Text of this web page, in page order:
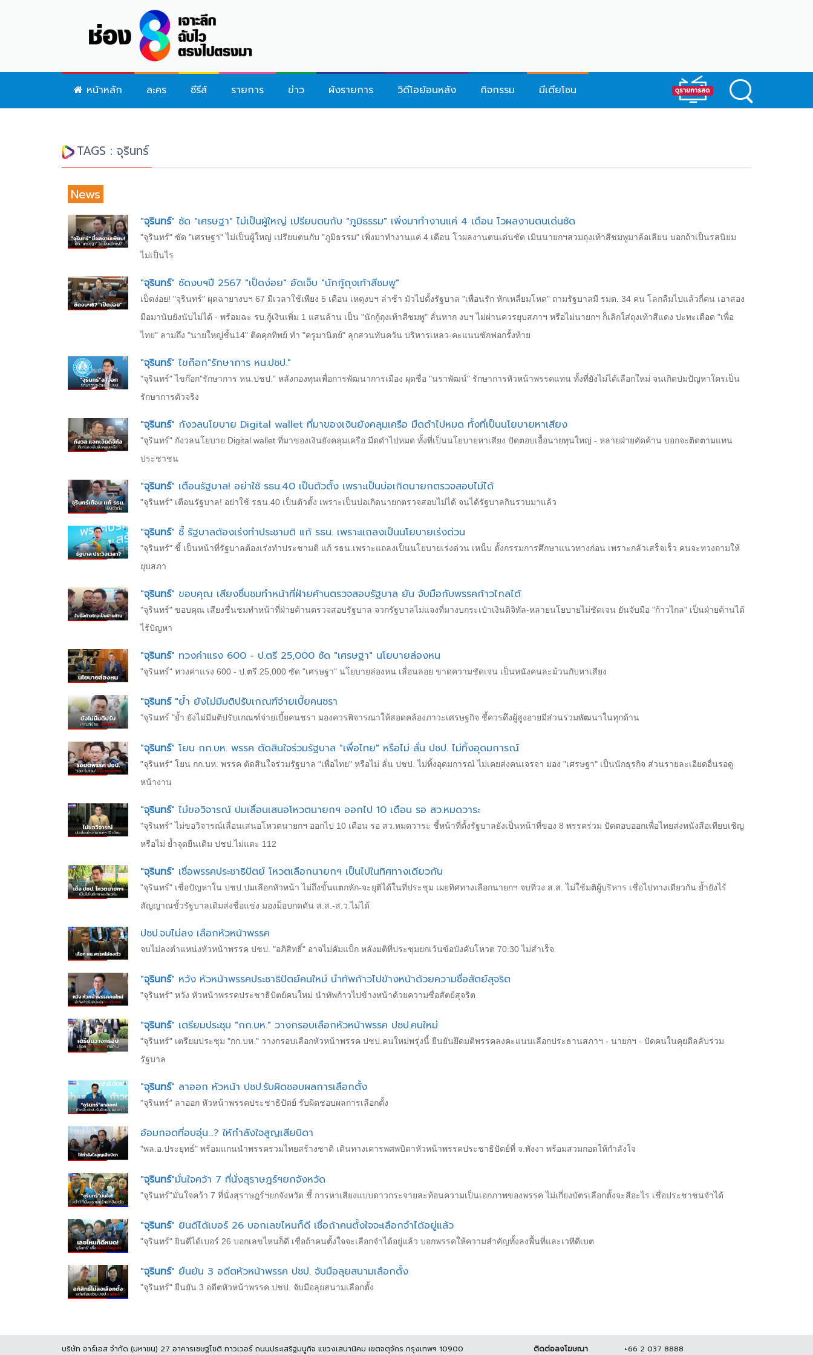
หน้าหลัก ละคร ซีรีส์ รายการ ข่าว ผังรายการ วิดีโอย้อนหลัง กิจกรรม มีเดียโซน
TAGS : จุรินทร์
News
"จุรินทร์" ซัด "เศรษฐา" ไม่เป็นผู้ใหญ่ เปรียบตนกับ "ภูมิธรรม" เพิ่งมาทำงานแค่ 4 เดือน โวผลงานตนเด่นชัด
"จุรินทร์" ซัด "เศรษฐา" ไม่เป็นผู้ใหญ่ เปรียบตนกับ "ภูมิธรรม" เพิ่งมาทำงานแค่ 4 เดือน โวผลงานตนเด่นชัด เมินนายกฯสวมถุงเท้าสีชมพูมาล้อเลียน บอกถ้าเป็นรสนิยม
ไม่เป็นไร
"จุรินทร์" ซัดงบฯปี 2567 "เป็ดง่อย" อัดเจ็บ "นักกู้ถุงเท้าสีชมพู"
เป็ดง่อย! "จุรินทร์" ผุดฉายางบฯ 67 มีเวลาใช้เพียง 5 เดือน เหตุงบฯ ล่าช้า มัวไปตั้งรัฐบาล "เพื่อนรัก หักเหลี่ยมโหด" ถามรัฐบาลมี รมต. 34 คน โลกลืมไปแล้วกี่คน เอาสอง
มือมานับยังนับไม่ได้ -​ พร้อมฉะ รบ.กู้เงินเพิ่ม 1 แสนล้าน เป็น "นักกู้ถุงเท้าสีชมพู" ลั่นหาก งบฯ ไม่ผ่านควรยุบสภาฯ หรือไม่นายกฯ ก็เลิกใส่ถุงเท้าสีแดง ปะทะเดือด "เพื่อ
ไทย" ลามถึง "นายใหญ่ชั้น14" ติดคุกทิพย์ ทำ "ครูมานิตย์" ลุกสวนทันควัน บริหารเหลว-คะแนนซักฟอกรั้งท้าย
"จุรินทร์" ไขก๊อก"รักษาการ หน.ปชป."
"จุรินทร์" ไขก๊อก"รักษาการ หน.ปชป." หลังกองทุนเพื่อการพัฒนาการเมือง ผุดชื่อ "นราพัฒน์" รักษาการหัวหน้าพรรคแทน ทั้งที่ยังไม่ได้เลือกใหม่ จนเกิดปมปัญหาใครเป็น
รักษาการตัวจริง
"จุรินทร์" กังวลนโยบาย Digital wallet ที่มาของเงินยังคลุมเครือ มืดดำไปหมด ทั้งที่เป็นนโยบายหาเสียง
"จุรินทร์" กังวลนโยบาย Digital wallet ที่มาของเงินยังคลุมเครือ มืดดำไปหมด ทั้งที่เป็นนโยบายหาเสียง ปัดตอบเอื้อนายทุนใหญ่ - หลายฝ่ายคัดค้าน บอกจะติดตามแทน
ประชาชน
"จุรินทร์" เตือนรัฐบาล! อย่าใช้ รธน.40 เป็นตัวตั้ง เพราะเป็นบ่อเกิดนายกตรวจสอบไม่ได้
"จุรินทร์" เตือนรัฐบาล! อย่าใช้ รธน.40 เป็นตัวตั้ง เพราะเป็นบ่อเกิดนายกตรวจสอบไม่ได้ จนได้รัฐบาลกินรวบมาแล้ว
"จุรินทร์" ชี้ รัฐบาลต้องเร่งทำประชามติ แก้ รธน. เพราะแถลงเป็นนโยบายเร่งด่วน
"จุรินทร์" ชี้ เป็นหน้าที่รัฐบาลต้องเร่งทำประชามติ แก้ รธน.เพราะแถลงเป็นนโยบายเร่งด่วน เหน็บ ตั้งกรรมการศึกษาแนวทางก่อน เพราะกลัวเสร็จเร็ว คนจะทวงถามให้
ยุบสภา
"จุรินทร์" ขอบคุณ เสียงชื่นชมทำหน้าที่ฝ่ายค้านตรวจสอบรัฐบาล ยัน จับมือกับพรรคก้าวไกลได้
"จุรินทร์" ขอบคุณ เสียงชื่นชมทำหน้าที่ฝ่ายค้านตรวจสอบรัฐบาล จวกรัฐบาลไม่แจงที่มางบกระเป๋าเงินดิจิทัล-หลายนโยบายไม่ชัดเจน ยันจับมือ "ก้าวไกล" เป็นฝ่ายค้านได้
ไร้ปัญหา
"จุรินทร์" ทวงค่าแรง 600 - ป.ตรี 25,000 ซัด "เศรษฐา" นโยบายล่องหน
"จุรินทร์" ทวงค่าแรง 600 - ป.ตรี 25,000 ซัด "เศรษฐา" นโยบายล่องหน เลื่อนลอย ขาดความชัดเจน เป็นหนังคนละม้วนกับหาเสียง
"จุรินทร์"ย้ำ ยังไม่มีมติปรับเกณฑ์จ่ายเบี้ยคนชรา
"จุรินทร์ "ย้ำ ยังไม่มีมติปรับเกณฑ์จ่ายเบี้ยคนชรา มองควรพิจารณาให้สอดคล้องภาวะเศรษฐกิจ ชี้ควรดึงผู้สูงอายมีส่วนร่วมพัฒนาในทุกด้าน
"จุรินทร์" โยน กก.บห. พรรค ตัดสินใจร่วมรัฐบาล "เพื่อไทย" หรือไม่ ลั่น ปชป. ไม่ทิ้งอุดมการณ์
"จุรินทร์" โยน กก.บห. พรรค ตัดสินใจร่วมรัฐบาล "เพื่อไทย" หรือไม่ ลั่น ปชป. ไม่ทิ้งอุดมการณ์ ไม่เคยส่งคนเจรจา มอง "เศรษฐา" เป็นนักธุรกิจ ส่วนรายละเอียดอื่นรอดู
หน้างาน
"จุรินทร์" ไม่ขอวิจารณ์ ปมเลื่อนเสนอโหวตนายกฯ ออกไป 10 เดือน รอ สว.หมดวาระ
"จุรินทร์" ไม่ขอวิจารณ์เลื่อนเสนอโหวตนายกฯ ออกไป 10 เดือน รอ สว.หมดวาระ ชี้หน้าที่ตั้งรัฐบาลยังเป็นหน้าที่ของ 8 พรรคร่วม ปัดตอบออกเพื่อไทยส่งหนังสือเทียบเชิญ
หรือไม่ ย้ำจุดยืนเดิม ปชป.ไม่แตะ 112
"จุรินทร์" เชื่อพรรคประชาธิปัตย์ โหวตเลือกนายกฯ เป็นไปในทิศทางเดียวกัน
"จุรินทร์" เชื่อปัญหาใน ปชป.ปมเลือกหัวหน้า ไม่ถึงขั้นแตกหัก-จะยุติได้ในที่ประชุม เผยทิศทางเลือกนายกฯ จบที่วง ส.ส. ไม่ใช้มติผู้บริหาร เชื่อไปทางเดียวกัน ย้ำยังไร้
สัญญาณขั้วรัฐบาลเดิมส่งชื่อแข่ง มองม็อบกดดัน ส.ส.-ส.ว.ไม่ได้
ปชป.จบไม่ลง เลือกหัวหน้าพรรค
จบไม่ลงตำแหน่งหัวหน้าพรรค ปชป. "อภิสิทธิ์" อาจไม่คัมแบ็ก หลังมติที่ประชุมยกเว้นข้อบังคับโหวต 70:30 ไม่สำเร็จ
"จุรินทร์" หวัง หัวหน้าพรรคประชาธิปัตย์คนใหม่ นำทัพก้าวไปข้างหน้าด้วยความซื่อสัตย์สุจริต
"จุรินทร์" หวัง หัวหน้าพรรคประชาธิปัตย์คนใหม่ นำทัพก้าวไปข้างหน้าด้วยความซื่อสัตย์สุจริต
"จุรินทร์" เตรียมประชุม "กก.บห." วางกรอบเลือกหัวหน้าพรรค ปชป.คนใหม่
"จุรินทร์" เตรียมประชุม "กก.บห." วางกรอบเลือกหัวหน้าพรรค ปชป.คนใหม่พรุ่งนี้ ยืนยันยึดมติพรรคลงคะแนนเลือกประธานสภาฯ - นายกฯ - ปัดคนในคุยดีลลับร่วม
รัฐบาล
"จุรินทร์" ลาออก หัวหน้า ปชป.รับผิดชอบผลการเลือกตั้ง
"จุรินทร์" ลาออก หัวหน้าพรรคประชาธิปัตย์ รับผิดชอบผลการเลือกตั้ง
อ้อมกอดที่อบอุ่น...? ให้กำลังใจสูญเสียบิดา
"พล.อ.ประยุทธ์" พร้อมแกนนำพรรครวมไทยสร้างชาติ เดินทางเคารพศพบิดาหัวหน้าพรรคประชาธิปัตย์ที่ จ.พังงา พร้อมสวมกอดให้กำลังใจ
"จุรินทร์"มั่นใจคว้า 7 ที่นั่งสุราษฎร์ฯยกจังหวัด
"จุรินทร์"มั่นใจคว้า 7 ที่นั่งสุราษฎร์ฯยกจังหวัด ชี้ การหาเสียงแบบดาวกระจายสะท้อนความเป็นเอกภาพของพรรค ไม่เกี่ยงบัตรเลือกตั้งจะสีอะไร เชื่อประชาชนจำได้
"จุรินทร์" ยินดีได้เบอร์ 26 บอกเลขไหนก็ดี เชื่อถ้าคนตั้งใจจะเลือกจำได้อยู่แล้ว
"จุรินทร์" ยินดีได้เบอร์ 26 บอกเลขไหนก็ดี เชื่อถ้าคนตั้งใจจะเลือกจำได้อยู่แล้ว บอกพรรคให้ความสำคัญทั้งลงพื้นที่และเวทีดีเบต
"จุรินทร์" ยืนยัน 3 อดีตหัวหน้าพรรค ปชป. จับมือลุยสนามเลือกตั้ง
"จุรินทร์" ยืนยัน 3 อดีตหัวหน้าพรรค ปชป. จับมือลุยสนามเลือกตั้ง
บริษัท อาร์เอส จำกัด (มหาชน) 27 อาคารเชษฐโชติ ทาวเวอร์ ถนนประเสริฐมนูกิจ แขวงเสนานิคม เขตจตุจักร กรุงเทพฯ 10900
ติดต่อลงโฆษณา
+66 2 037 8888